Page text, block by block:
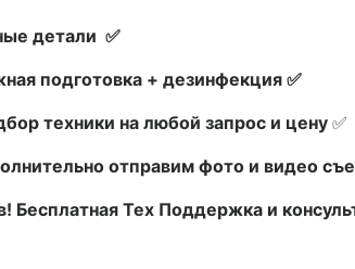
детали ✅
подготовка + дезинфекция ✅
техники на любой запрос и цену ✅
отправим фото и видео
Бесплатная Тех Поддержка и